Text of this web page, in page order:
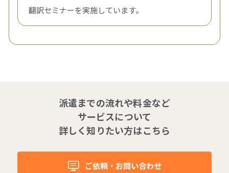
翻訳セミナーを実施しています。
派遣までの流れや料金など
サービスについて
詳しく知りたい方はこちら
ご依頼・お問い合わせ